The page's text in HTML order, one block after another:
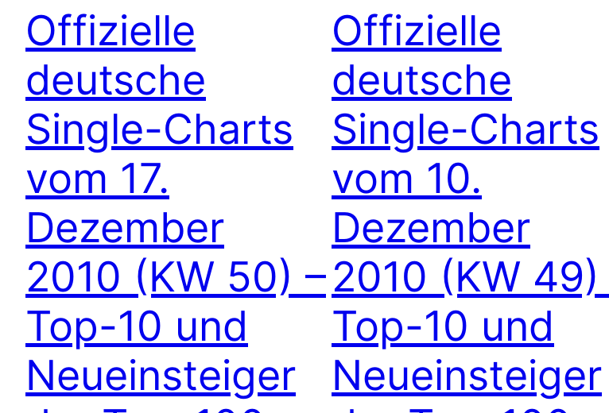
Offizielle
deutsche
Single-Charts
vom 17.
Dezember
2010 (KW 50) –
Top-10 und
Neueinsteiger
Offizielle
deutsche
Single-Charts
vom 10.
Dezember
2010 (KW 49)
Top-10 und
Neueinsteiger